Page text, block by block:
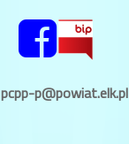
pcpp-p@powiat.elk.pl